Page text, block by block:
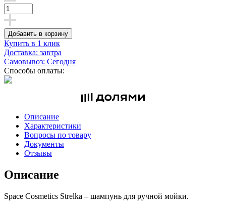
Добавить в корзину
Купить в 1 клик
Доставка: завтра
Самовывоз: Сегодня
Способы оплаты:
Описание
Характеристики
Вопросы по товару
Документы
Отзывы
Описание
Space Cosmetics Strelka – шампунь для ручной мойки.